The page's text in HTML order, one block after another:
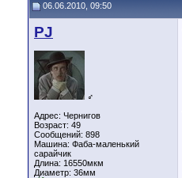
06.06.2010, 09:50
PJ
♂
Адрес: Чернигов
Возраст: 49
Сообщений: 898
Машина: Фаба-маленький
сарайчик
Длина: 16550мкм
Диаметр: 36мм